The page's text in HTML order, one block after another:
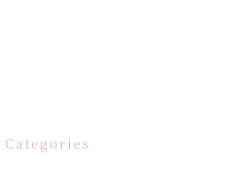
Categories